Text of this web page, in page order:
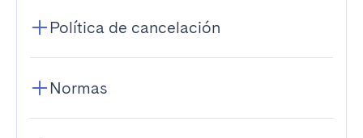
Política de cancelación
Normas